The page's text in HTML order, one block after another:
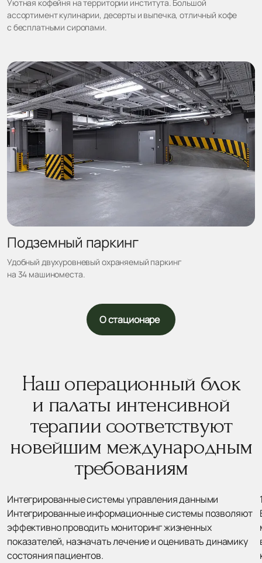
Уютная кофейня на территории института. Большой
ассортимент кулинарии, десерты и выпечка, отличный кофе
с бесплатными сиропами.
Подземный паркинг
Удобный двухуровневый охраняемый паркинг
на 34 машиноместа.
О стационаре
Наш операционный блок
и палаты интенсивной
терапии соответствуют
новейшим международным
требованиям
Интегрированные системы управления данными
Интегрированные информационные системы позволяют
эффективно проводить мониторинг жизненных
показателей, назначать лечение и оценивать динамику
состояния пациентов.